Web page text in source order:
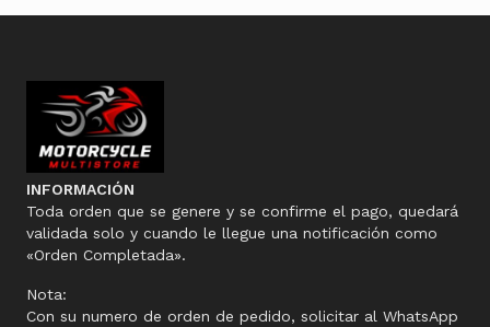
INFORMACIÓN
Toda orden que se genere y se confirme el pago, quedará
validada solo y cuando le llegue una notificación como
«Orden Completada».
Nota:
Con su numero de orden de pedido, solicitar al WhatsApp